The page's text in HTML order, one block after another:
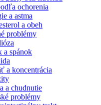
ochorenia
a astma
a obeh
problémy
a spánok
a koncentrácia
a chudnutie
problémy